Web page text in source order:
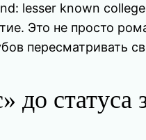
lesser known
Это не просто
пересматривать
до статуса